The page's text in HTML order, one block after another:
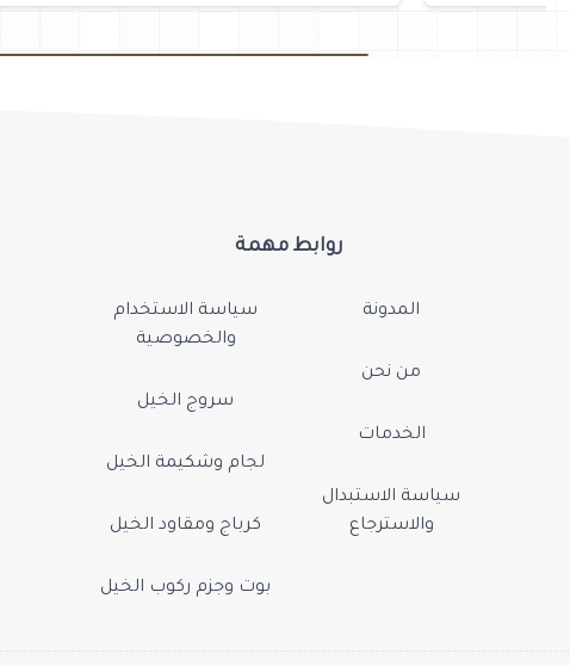
روابط مهمة
المدونة
من نحن
الخدمات
سياسة الاستبدال
والاسترجاع
سياسة الاستخدام
والخصوصية
سروج الخيل
لجام وشكيمة الخيل
كرباج ومقاود الخيل
بوت وجزم ركوب الخيل